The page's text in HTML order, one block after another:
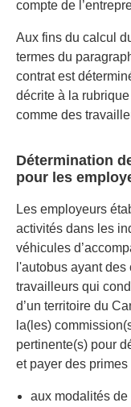
compte de
Aux fins du calcul
termes du
contrat est
décrite à la
comme des
Détermination
pour les
Les employeurs
activités dans les
véhicules
l'autobus ayant
travailleurs qui
d’un territoire du
la(les)
pertinente(s) pour
et payer des
aux modalités de